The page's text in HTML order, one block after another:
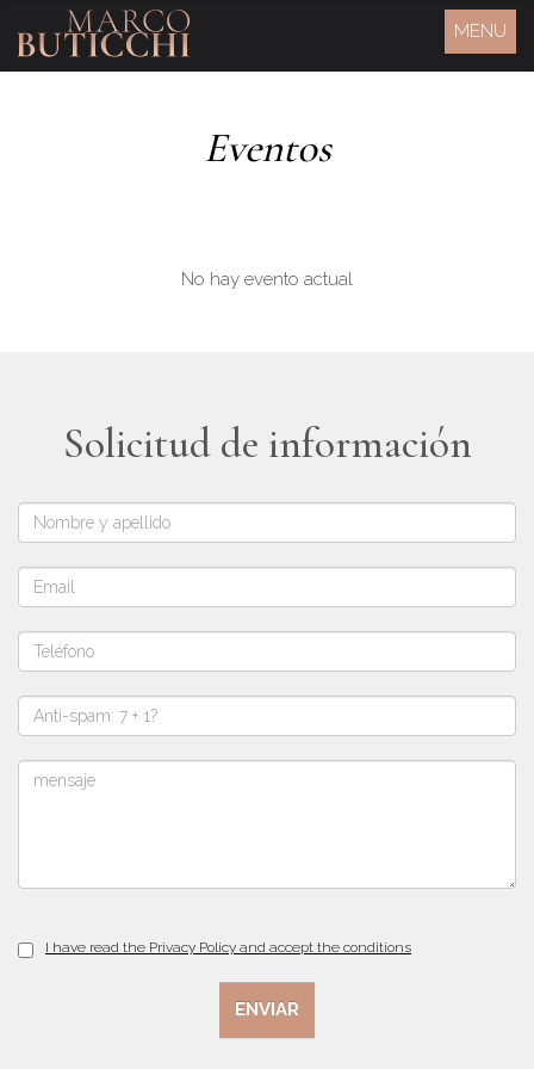
MENU
Eventos
No hay evento actual
Solicitud de información
I have read the Privacy Policy and accept the conditions